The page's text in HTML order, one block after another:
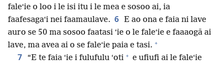
faleʻie o loo i le isi itu i le mea e sosoo ai, ia
faafesagaʻi nei faamaulave. 6 E ao ona e faia ni lave
auro se 50 ma sosoo faatasi ʻie o le faleʻie e faaaogā ai
lave, ma avea ai o se faleʻie paia e tasi. +
7 “E te faia ʻie i fulufulu ʻoti + e ufiufi ai le faleʻie